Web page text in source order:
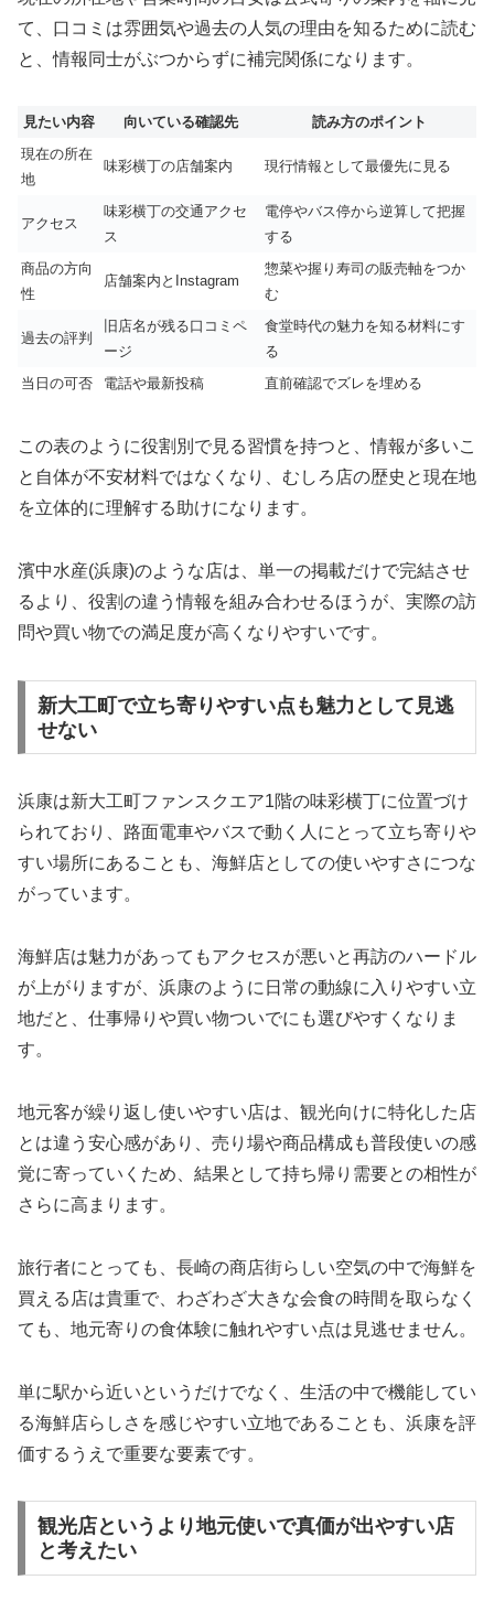
て、口コミは雰囲気や過去の人気の理由を知るために読む
と、情報同士がぶつからずに補完関係になります。
見たい内容 向いている確認先
読み方のポイント
現在の所在
地
味彩横丁の店舗案内 現行情報として最優先に見る
アクセス
味彩横丁の交通アクセ
ス
電停やバス停から逆算して把握
する
商品の方向
性
店舗案内とInstagram
惣菜や握り寿司の販売軸をつか
む
過去の評判
旧店名が残る口コミペ
ージ
食堂時代の魅力を知る材料にす
る
当日の可否
電話や最新投稿 直前確認でズレを埋める
この表のように役割別で見る習慣を持つと、情報が多いこ
と自体が不安材料ではなくなり、むしろ店の歴史と現在地
を立体的に理解する助けになります。
濱中水産(浜康)のような店は、単一の掲載だけで完結させ
るより、役割の違う情報を組み合わせるほうが、実際の訪
問や買い物での満足度が高くなりやすいです。
新大工町で立ち寄りやすい点も魅力として見逃
せない
浜康は新大工町ファンスクエア1階の味彩横丁に位置づけ
られており、路面電車やバスで動く人にとって立ち寄りや
すい場所にあることも、海鮮店としての使いやすさにつな
がっています。
海鮮店は魅力があってもアクセスが悪いと再訪のハードル
が上がりますが、浜康のように日常の動線に入りやすい立
地だと、仕事帰りや買い物ついでにも選びやすくなりま
す。
地元客が繰り返し使いやすい店は、観光向けに特化した店
とは違う安心感があり、売り場や商品構成も普段使いの感
覚に寄っていくため、結果として持ち帰り需要との相性が
さらに高まります。
旅行者にとっても、長崎の商店街らしい空気の中で海鮮を
買える店は貴重で、わざわざ大きな会食の時間を取らなく
ても、地元寄りの食体験に触れやすい点は見逃せません。
単に駅から近いというだけでなく、生活の中で機能してい
る海鮮店らしさを感じやすい立地であることも、浜康を評
価するうえで重要な要素です。
観光店というより地元使いで真価が出やすい店
と考えたい